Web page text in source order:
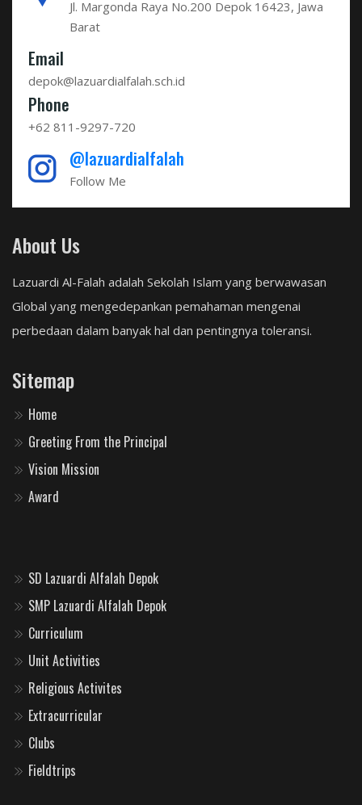
Jl. Margonda Raya No.200 Depok 16423, Jawa
Barat
Email
depok@lazuardialfalah.sch.id
Phone
+62 811-9297-720
@lazuardialfalah
Follow Me
About Us
Lazuardi Al-Falah adalah Sekolah Islam yang berwawasan
Global yang mengedepankan pemahaman mengenai
perbedaan dalam banyak hal dan pentingnya toleransi.
Sitemap
Home
Greeting From the Principal
Vision Mission
Award
SD Lazuardi Alfalah Depok
SMP Lazuardi Alfalah Depok
Curriculum
Unit Activities
Religious Activites
Extracurricular
Clubs
Fieldtrips